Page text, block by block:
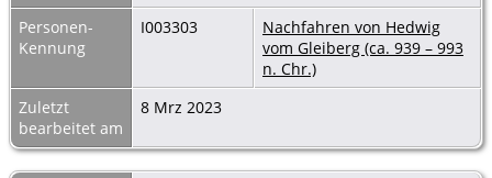
Personen-
Kennung
I003303
Nachfahren von Hedwig
vom Gleiberg (ca. 939 – 993
n. Chr.)
Zuletzt
bearbeitet am
8 Mrz 2023